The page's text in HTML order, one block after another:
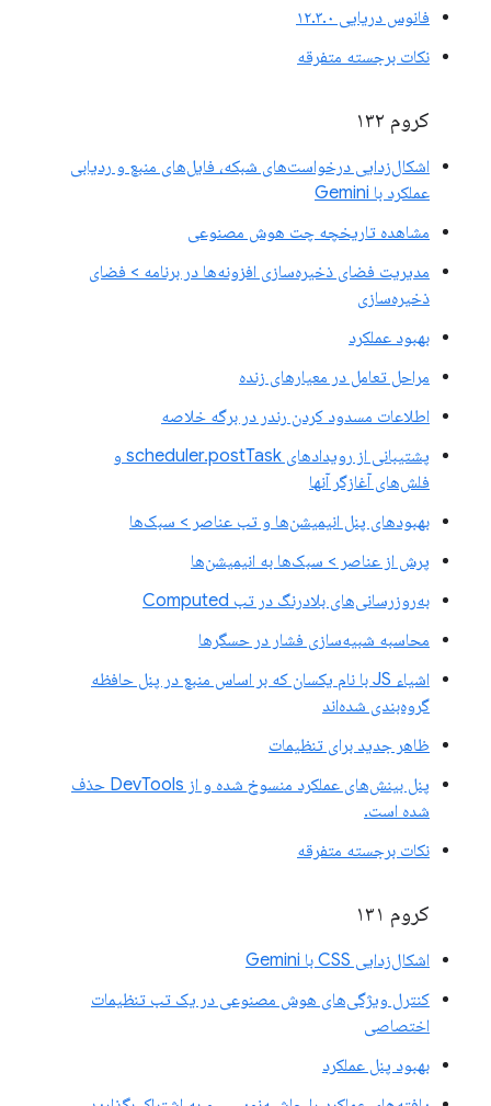
فانوس دریایی ۱۲.۳.۰
نکات برجسته متفرقه
کروم ۱۳۲
اشکال‌زدایی درخواست‌های شبکه، فایل‌های منبع و ردیابی
عملکرد با Gemini
مشاهده تاریخچه چت هوش مصنوعی
مدیریت فضای ذخیره‌سازی افزونه‌ها در برنامه > فضای
ذخیره‌سازی
بهبود عملکرد
مراحل تعامل در معیارهای زنده
اطلاعات مسدود کردن رندر در برگه خلاصه
پشتیبانی از رویدادهای scheduler.postTask و
فلش‌های آغازگر آنها
بهبودهای پنل انیمیشن‌ها و تب عناصر > سبک‌ها
پرش از عناصر > سبک‌ها به انیمیشن‌ها
به‌روزرسانی‌های بلادرنگ در تب Computed
محاسبه شبیه‌سازی فشار در حسگرها
اشیاء JS با نام یکسان که بر اساس منبع در پنل حافظه
گروه‌بندی شده‌اند
ظاهر جدید برای تنظیمات
پنل بینش‌های عملکرد منسوخ شده و از DevTools حذف
شده است.
نکات برجسته متفرقه
کروم ۱۳۱
اشکال‌زدایی CSS با Gemini
کنترل ویژگی‌های هوش مصنوعی در یک تب تنظیمات
اختصاصی
بهبود پنل عملکرد